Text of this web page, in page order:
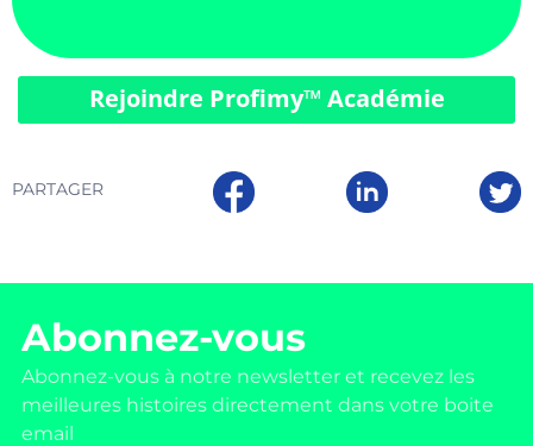
Rejoindre Profimy™️ Académie
PARTAGER
Abonnez-vous
Abonnez-vous à notre newsletter et recevez les
meilleures histoires directement dans votre boite
email